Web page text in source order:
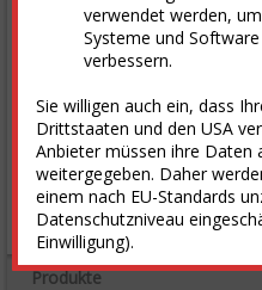
verwendet werden,
Systeme und
verbessern.
Sie willigen auch ein, dass
Drittstaaten und den USA
Anbieter müssen ihre Daten
weitergegeben. Daher
einem nach EU-Standards
Datenschutzniveau
Einwilligung).
Wind­E­n­er­gy Ham­burg
Han­dels­blatt Jah­res­ta­gung Gas
alle Termine
Stellenmarkt
alle Stellen
Produkte